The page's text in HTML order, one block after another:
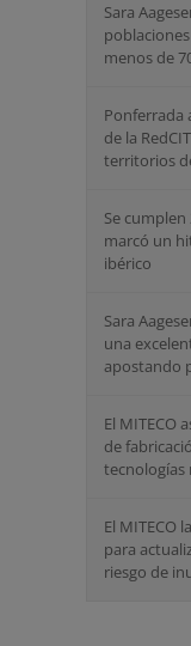
Sara
menos de
Ponferrada
de la
territorios
Se
marcó un
ibérico
Sara
una
apostando
El MITECO
de
tecnologías
El MITECO
para
riesgo de